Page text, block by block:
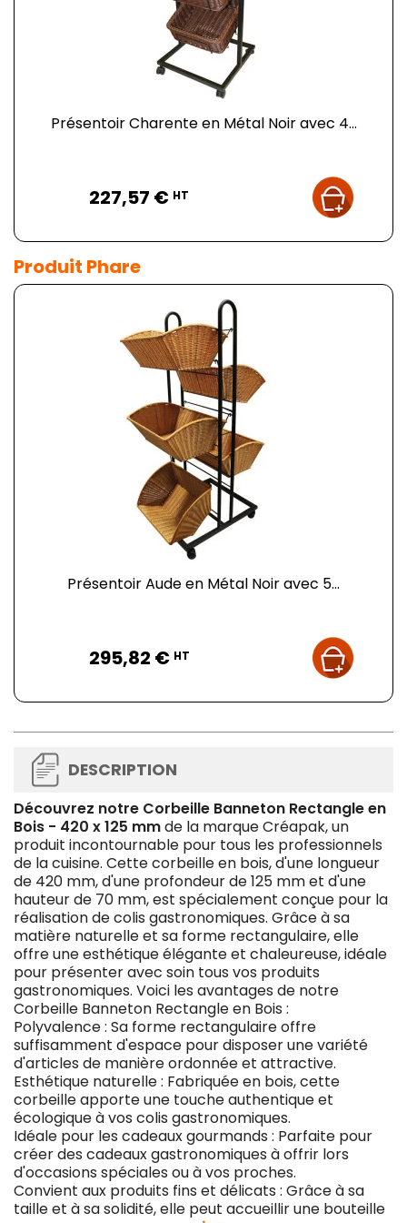
Présentoir Charente en Métal Noir avec 4...
227,57 € HT
Produit Phare
Présentoir Aude en Métal Noir avec 5...
295,82 € HT
DESCRIPTION
Découvrez notre Corbeille Banneton Rectangle en
Bois - 420 x 125 mmde la marque Créapak, un
produit incontournable pour tous les professionnels
de la cuisine. Cette corbeille en bois, d'une longueur
de 420 mm, d'une profondeur de 125 mm et d'une
hauteur de 70 mm, est spécialement conçue pour la
réalisation de colis gastronomiques. Grâce à sa
matière naturelle et sa forme rectangulaire, elle
offre une esthétique élégante et chaleureuse, idéale
pour présenter avec soin tous vos produits
gastronomiques. Voici les avantages de notre
Corbeille Banneton Rectangle en Bois :
Polyvalence : Sa forme rectangulaire offre
suffisamment d'espace pour disposer une variété
d'articles de manière ordonnée et attractive.
Esthétique naturelle : Fabriquée en bois, cette
corbeille apporte une touche authentique et
écologique à vos colis gastronomiques.
Idéale pour les cadeaux gourmands : Parfaite pour
créer des cadeaux gastronomiques à offrir lors
d'occasions spéciales ou à vos proches.
Convient aux produits fins et délicats : Grâce à sa
taille et à sa solidité, elle peut accueillir une bouteille